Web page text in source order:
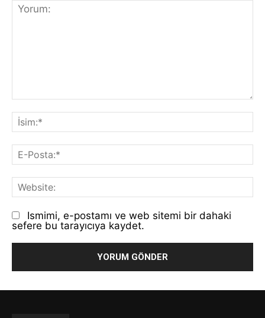
Ismimi, e-postamı ve web sitemi bir dahaki
sefere bu tarayıcıya kaydet.